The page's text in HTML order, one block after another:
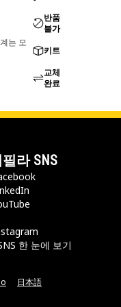
는 모
반품
불가
키트
교체
완료
라 SNS
한 눈에 보기
日本語